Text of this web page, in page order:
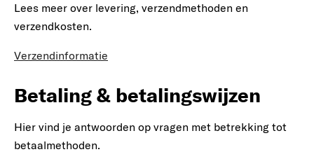
Lees meer over levering, verzendmethoden en
verzendkosten.
Verzendinformatie
Betaling & betalingswijzen
Hier vind je antwoorden op vragen met betrekking tot
betaalmethoden.